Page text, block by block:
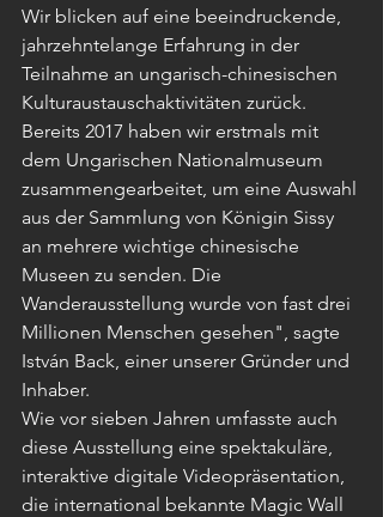
Wir blicken auf eine beeindruckende,
jahrzehntelange Erfahrung in der
Teilnahme an ungarisch-chinesischen
Kulturaustauschaktivitäten zurück.
Bereits 2017 haben wir erstmals mit
dem Ungarischen Nationalmuseum
zusammengearbeitet, um eine Auswahl
aus der Sammlung von Königin Sissy
an mehrere wichtige chinesische
Museen zu senden. Die
Wanderausstellung wurde von fast drei
Millionen Menschen gesehen", sagte
István Back, einer unserer Gründer und
Inhaber.
Wie vor sieben Jahren umfasste auch
diese Ausstellung eine spektakuläre,
interaktive digitale Videopräsentation,
die international bekannte Magic Wall